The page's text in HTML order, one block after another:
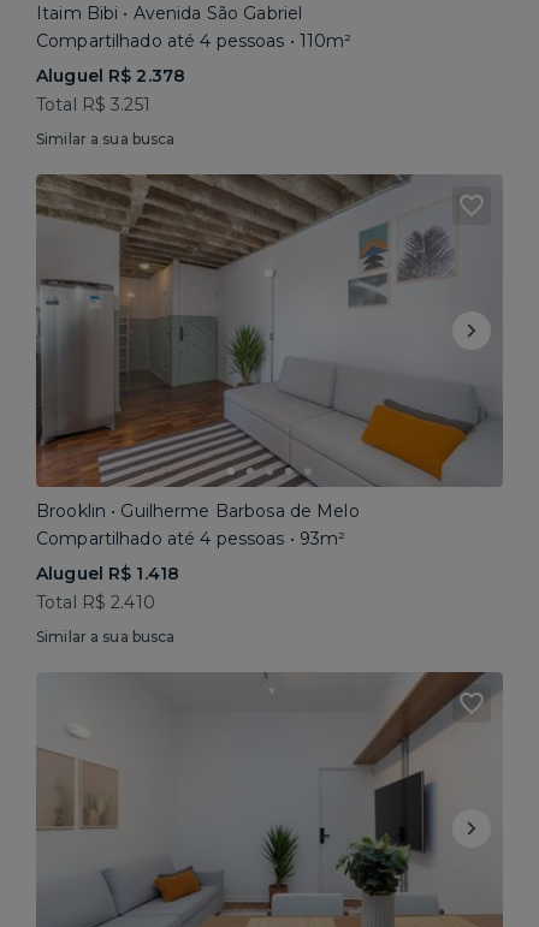
Itaim Bibi • Avenida São Gabriel
Compartilhado até 4 pessoas • 110m²
Aluguel R$ 2.378
Total R$ 3.251
Similar a sua busca
Brooklin • Guilherme Barbosa de Melo
Compartilhado até 4 pessoas • 93m²
Aluguel R$ 1.418
Total R$ 2.410
Similar a sua busca